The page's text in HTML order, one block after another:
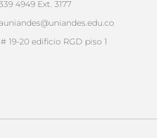
4949 Ext. 3177
# 19-20 edificio RGD piso 1